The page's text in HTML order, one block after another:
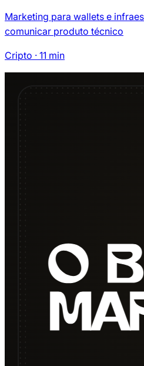
Marketing para wallets e
comunicar produto técnico
Cripto · 11 min